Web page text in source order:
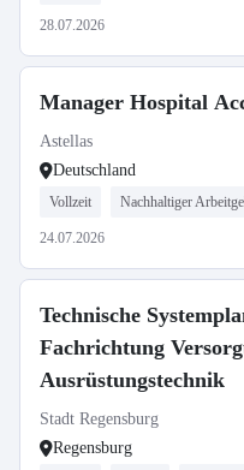
28.07.2026
Manager Hospital
Astellas
Deutschland
Vollzeit Nachhaltiger
24.07.2026
Technische
Fachrichtung
Ausrüstungstechnik
Stadt Regensburg
Regensburg